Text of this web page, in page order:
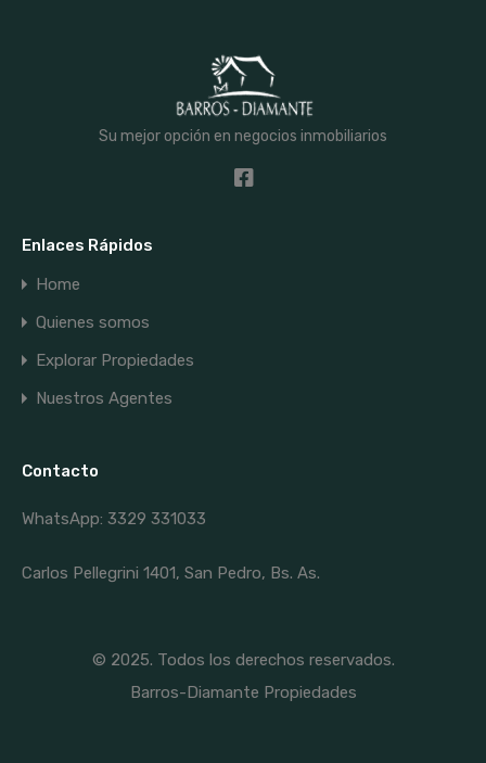
Su mejor opción en negocios inmobiliarios
Enlaces Rápidos
Home
Quienes somos
Explorar Propiedades
Nuestros Agentes
Contacto
WhatsApp: 3329 331033
Carlos Pellegrini 1401, San Pedro, Bs. As.
© 2025. Todos los derechos reservados.
Barros-Diamante Propiedades